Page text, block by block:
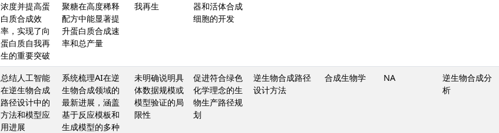
浓度并提高蛋
白质合成效
率，实现了向
蛋白质自我再
生的重要突破
聚糖在高度稀释
配方中能显著提
升蛋白质合成速
率和总产量
我再生
器和活体合成
细胞的开发
总结人工智能
在逆生物合成
路径设计中的
方法和模型应
用进展
系统梳理AI在逆
生物合成领域的
最新进展，涵盖
基于反应模板和
生成模型的多种
未明确说明具
体数据规模或
模型验证的局
限性
促进符合绿色
化学理念的生
物生产路径规
划
逆生物合成路径
设计方法
合成生物学 NA
逆生物合成分
析